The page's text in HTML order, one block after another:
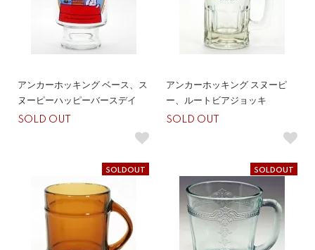
アンカーホッキング ベース、ス
ヌーピーハッピーバースデイ
SOLD OUT
アンカーホッキング スヌーピ
ー、ルートビアジョッキ
SOLD OUT
SOLDOUT SOLDOUT